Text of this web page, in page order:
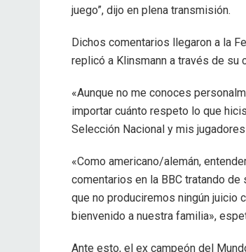
juego”, dijo en plena transmisión.
Dichos comentarios llegaron a la
replicó a Klinsmann a través de su
«Aunque no me conoces
importar cuánto respeto lo que
Selección Nacional y mis
«Como americano/alemán,
comentarios en la BBC tratando
que no produciremos ningún juicio
bienvenido a nuestra familia»,
Ante esto, el ex campeón del